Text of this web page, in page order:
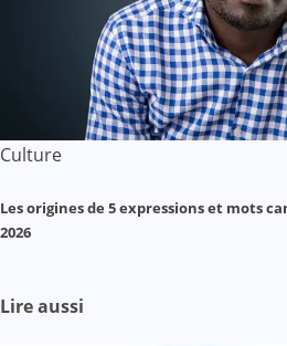
Culture
Les origines de 5 expressions et mots
2026
Lire aussi